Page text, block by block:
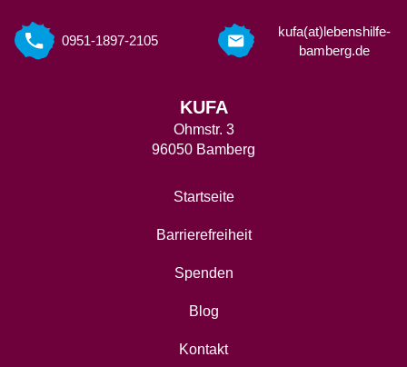
0951-1897-2105
kufa(at)lebenshilfe-
bamberg.de
KUFA
Ohmstr. 3
96050 Bamberg
Startseite
Barrierefreiheit
Spenden
Blog
Kontakt